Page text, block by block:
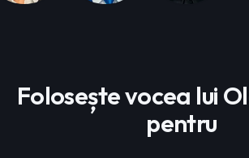
Folosește vocea lui
pentru